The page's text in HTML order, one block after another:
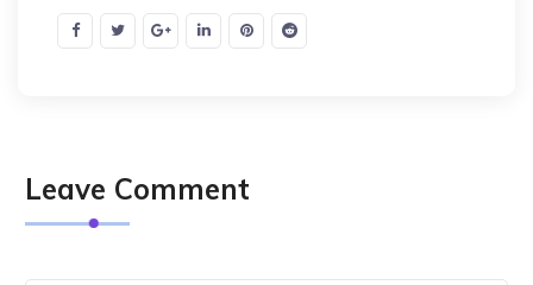
Leave Comment